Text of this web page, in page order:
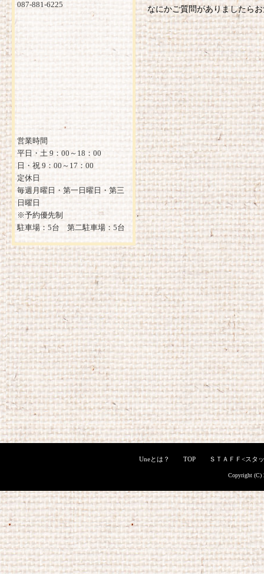
なにかご質問がありましたら
087-881-6225
営業時間
平日・土 9：00～18：00
日・祝 9：00～17：00
定休日
毎週月曜日・第一日曜日・第三
日曜日
※予約優先制
駐車場：5台 第二駐車場：5台
Uneとは？ TOP ＳＴＡＦＦ<スタ
Copyright (C)